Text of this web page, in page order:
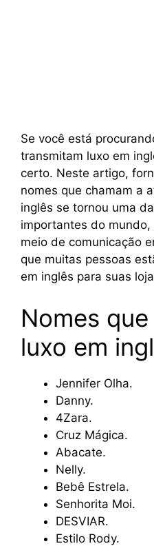
Se você está
transmitam luxo em
certo. Neste artigo,
nomes que chamam a
inglês se tornou uma
importantes do
meio de comunicação
que muitas pessoas
em inglês para suas
Nomes
luxo em
Jennifer Olha.
Danny.
4Zara.
Cruz Mágica.
Abacate.
Nelly.
Bebê Estrela.
Senhorita Moi.
DESVIAR.
Estilo Rody.